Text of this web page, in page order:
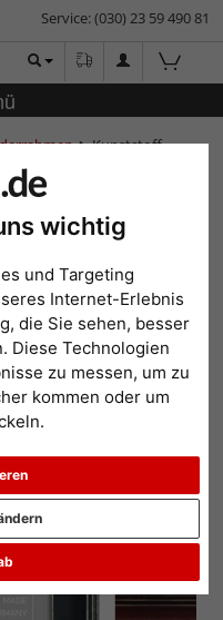
wichtig
und Targeting
Internet-Erlebnis
die Sie sehen, besser
Diese Technologien
zu messen, um zu
kommen oder um
Service: (030) 23 59 490 81
Kunststoff-